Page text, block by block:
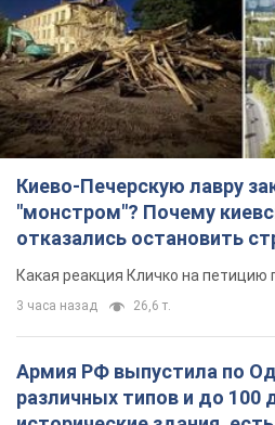
Киево-Печерскую лавру
"монстром"? Почему
отказались остановить
небоскреба "московского
Какая реакция Кличко на петицию
3 часа назад 26,6 т.
Армия РФ выпустила по
различных типов и до 100